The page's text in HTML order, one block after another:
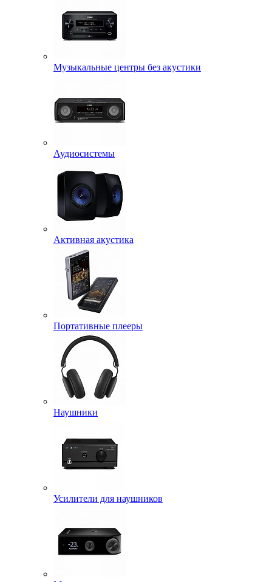
Музыкальные центры без акустики
Аудиосистемы
Активная акустика
Портативные плееры
Наушники
Усилители для наушников